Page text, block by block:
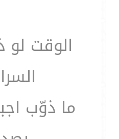
الوقت
ما ذوّب